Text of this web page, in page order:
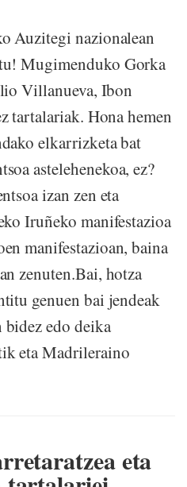
Auzitegi nazionalean
Mugimenduko Gorka
Villanueva, Ibon
tartalariak. Hona hemen
elkarrizketa bat
astelehenekoa, ez?
izan zen eta
Iruñeko manifestazioa
manifestazioan, baina
zenuten.Bai, hotza
genuen bai jendeak
bidez edo deika
eta Madrileraino
eta